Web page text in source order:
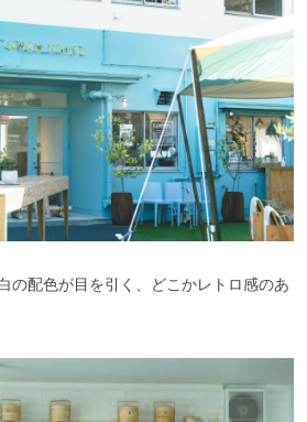
の配色が目を引く、どこかレトロ感のあ